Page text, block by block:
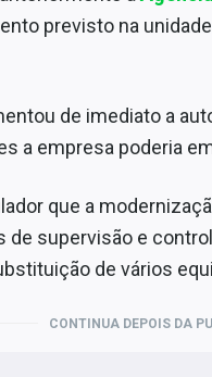
previsto na
de imediato a
a empresa poderia
que a
supervisão e
de vários
CONTINUA DEPOIS DA